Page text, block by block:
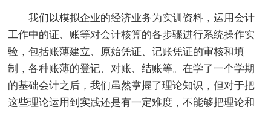
我们以模拟企业的经济业务为实训资料，运用会计
工作中的证、账等对会计核算的各步骤进行系统操作实
验，包括账薄建立、原始凭证、记账凭证的审核和填
制，各种账薄的登记、对账、结账等。在学了一个学期
的基础会计之后，我们虽然掌握了理论知识，但对于把
这些理论运用到实践还是有一定难度，不能够把理论和